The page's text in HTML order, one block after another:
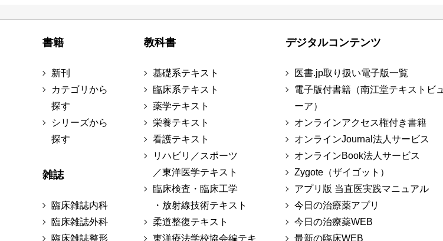
書籍
新刊
カテゴリから
探す
シリーズから
探す
雑誌
臨床雑誌内科
臨床雑誌外科
臨床雑誌整形
教科書
基礎系テキスト
臨床系テキスト
薬学テキスト
栄養テキスト
看護テキスト
リハビリ／スポーツ
／東洋医学テキスト
臨床検査・臨床工学
・放射線技術テキスト
柔道整復テキスト
東洋療法学校協会編テキ
デジタルコンテンツ
医書.jp取り扱い電子版一覧
電子版付書籍（南江堂テキストビュ
ーア）
オンラインアクセス権付き書籍
オンラインJournal法人サービス
オンラインBook法人サービス
Zygote（ザイゴット）
アプリ版 当直医実践マニュアル
今日の治療薬アプリ
今日の治療薬WEB
最新の臨床WEB